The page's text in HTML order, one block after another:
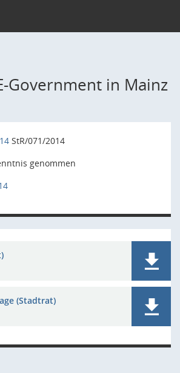
Government in Mainz
StR/071/2014
genommen
(Stadtrat)